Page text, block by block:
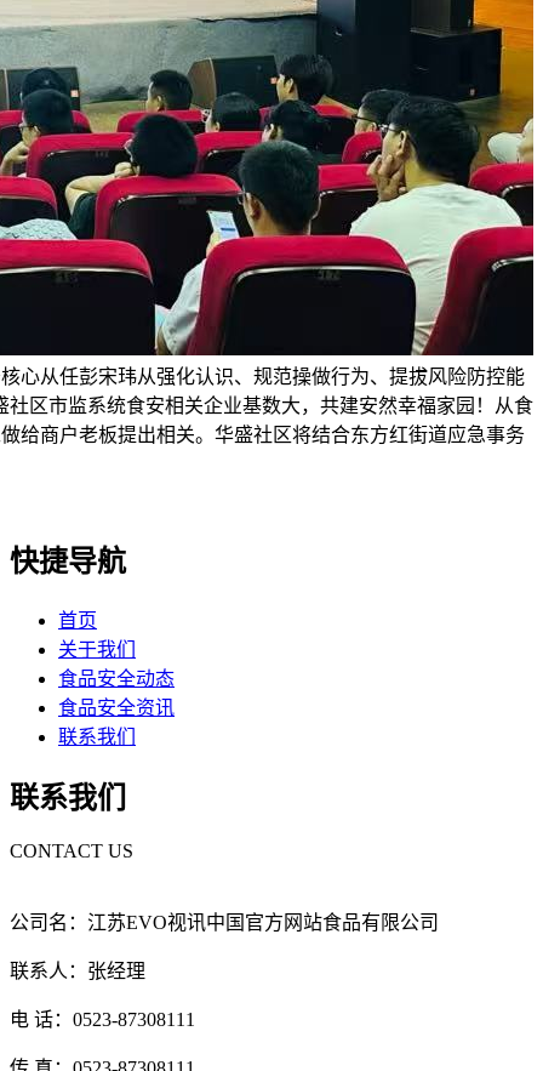
心从任彭宋玮从强化认识、规范操做行为、提拔风险防控能
区市监系统食安相关企业基数大，共建安然幸福家园！从食
给商户老板提出相关。华盛社区将结合东方红街道应急事务
快捷导航
首页
关于我们
食品安全动态
食品安全资讯
联系我们
联系我们
CONTACT US
公司名：江苏EVO视讯中国官方网站食品有限公司
联系人：张经理
电 话：0523-87308111